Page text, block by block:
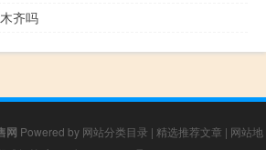
齐吗
网 Powered by 网站分类目录 | 精选推荐文章 | 网站地